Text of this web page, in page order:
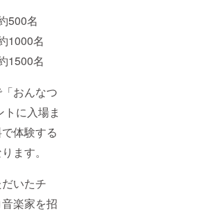
500名
1000名
1500名
おんなつ
に入場ま
体験する
ます。
いたチ
楽家を招